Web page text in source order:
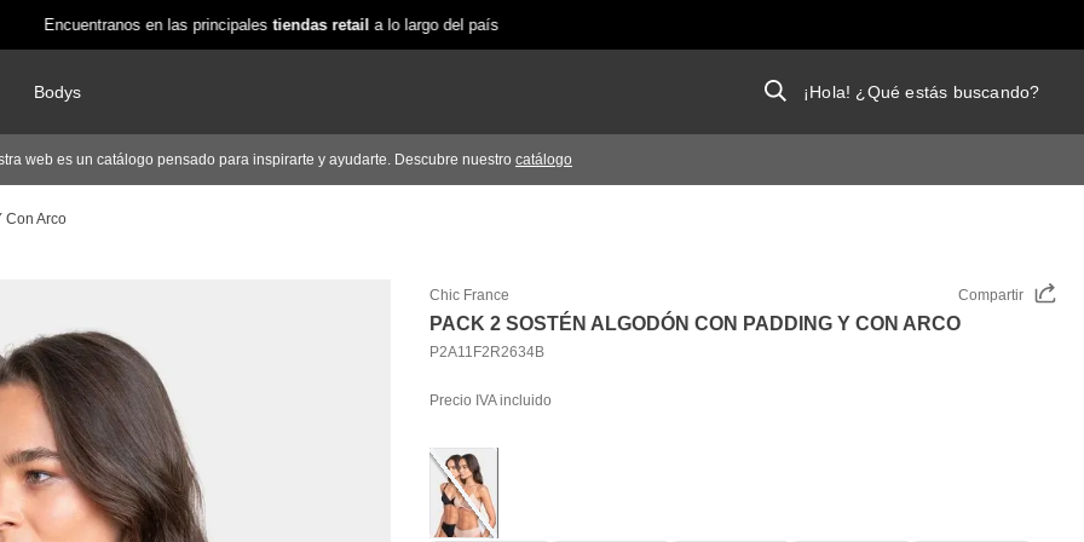
Encuentranos en las principales tiendas retail a lo largo del país
Bodys
web es un catálogo pensado para inspirarte y ayudarte. Descubre nuestro catálogo
Con Arco
Chic France Compartir
PACK 2 SOSTÉN ALGODÓN CON PADDING Y CON ARCO
P2A11F2R2634B
Precio IVA incluido